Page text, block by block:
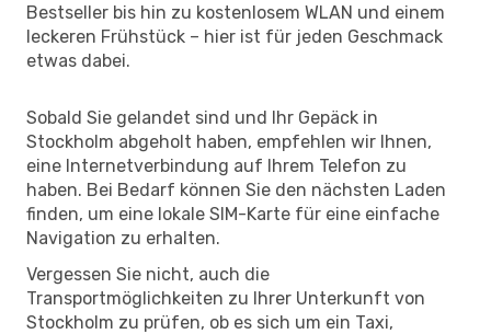
Bestseller bis hin zu kostenlosem WLAN und einem
leckeren Frühstück – hier ist für jeden Geschmack
etwas dabei.
Sobald Sie gelandet sind und Ihr Gepäck in
Stockholm abgeholt haben, empfehlen wir Ihnen,
eine Internetverbindung auf Ihrem Telefon zu
haben. Bei Bedarf können Sie den nächsten Laden
finden, um eine lokale SIM-Karte für eine einfache
Navigation zu erhalten.
Vergessen Sie nicht, auch die
Transportmöglichkeiten zu Ihrer Unterkunft von
Stockholm zu prüfen, ob es sich um ein Taxi,